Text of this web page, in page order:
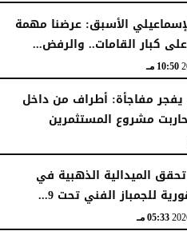
الأسبق: عرضنا مهمة
على كبار القامات.. والرفض...
10:50 مـ
مفاجأة: أطراف من داخل
مشروع المستثمرين
الميدالية الذهبية في
للجمباز الفني تحت 9...
05:33 مـ